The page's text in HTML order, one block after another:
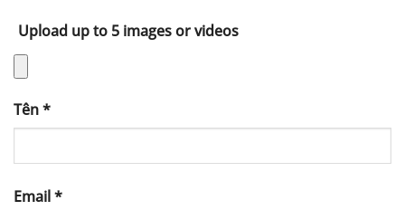
Upload up to 5 images or videos
Tên*
Email*